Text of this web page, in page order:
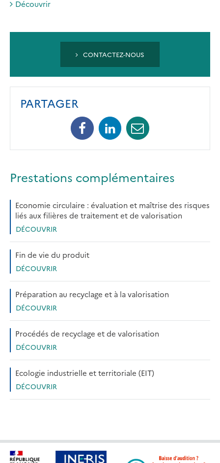
Découvrir
CONTACTEZ-NOUS
PARTAGER
FacebookLinkedinMail
Prestations complémentaires
Economie circulaire : évaluation et maîtrise des risques
liés aux filières de traitement et de valorisation
DÉCOUVRIR
Fin de vie du produit
DÉCOUVRIR
Préparation au recyclage et à la valorisation
DÉCOUVRIR
Procédés de recyclage et de valorisation
DÉCOUVRIR
Ecologie industrielle et territoriale (EIT)
DÉCOUVRIR